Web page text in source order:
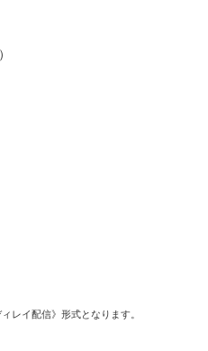
レイ配信》形式となります。